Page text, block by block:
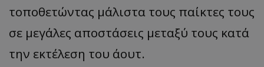
τοποθετώντας μάλιστα τους παίκτες τους
σε μεγάλες αποστάσεις μεταξύ τους κατά
την εκτέλεση του άουτ.